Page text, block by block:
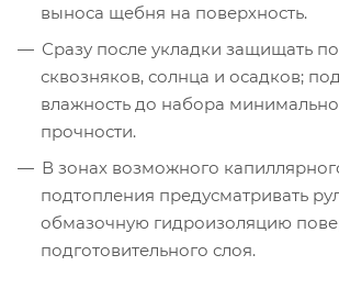
выноса щебня на поверхность.
Сразу после укладки защищать
сквозняков, солнца и осадков;
влажность до набора
прочности.
В зонах возможного
подтопления предусматривать
обмазочную гидроизоляцию
подготовительного слоя.